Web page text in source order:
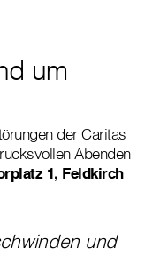
um
der Caritas
Abenden
1, Feldkirch
und